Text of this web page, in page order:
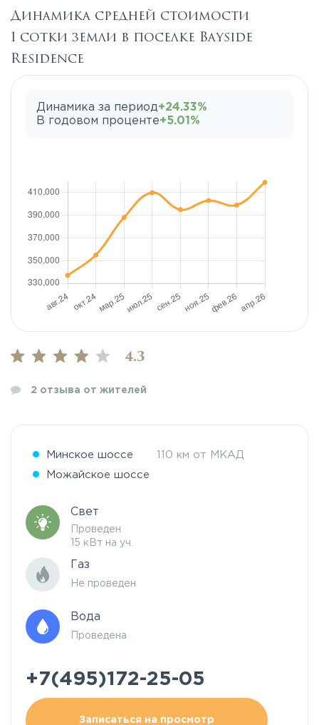
4.3
2 отзыва от жителей
Динамика средней стоимости
1 сотки земли в поселке Bayside
Residence
Динамика за период+24.33%
В годовом проценте+5.01%
Минское шоссе 110 км от МКАД
Можайское шоссе
Свет
Проведен
15 кВт на уч.
Газ
Не проведен
Вода
Проведена
+7(495)172-25-05
Записаться на просмотр